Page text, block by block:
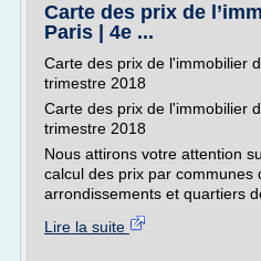
Carte des prix de
Paris | 4e ...
Carte des prix de l'immobilier
trimestre 2018
Carte des prix de l'immobilier
trimestre 2018
Nous attirons votre attention
calcul des prix par communes
arrondissements et quartiers
Lire la suite